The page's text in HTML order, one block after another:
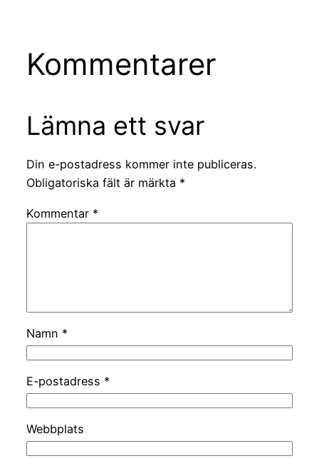
Kommentarer
Lämna ett svar
Din e-postadress kommer inte publiceras.
Obligatoriska fält är märkta *
Kommentar *
Namn *
E-postadress *
Webbplats